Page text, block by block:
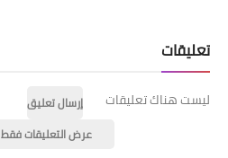
تعليقات
ليست هناك تعليقات
إرسال تعليق
عرض التعليقات فقط